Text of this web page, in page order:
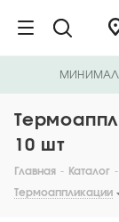
10 шт
Главная - Каталог -
Термоаппликации